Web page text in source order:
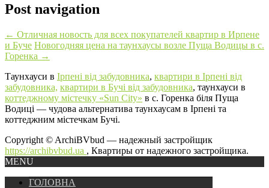
Post navigation
← Отличная новость для всех покупателей квартир в Ирпене
и Буче Новогодняя цена на таунхаусы возле Пуща Водицы в с.
Горенка →
Таунхауси в Ірпені від забудовника, квартири в Ірпені від
забудовника, квартири в Бучі від забудовника, таунхауси в
коттеджному містечку «Sun City» в с. Горенка біля Пуща
Водиці — чудова альтернатива таунхаусам в Ірпені та
коттеджним містечкам Бучі.
Copyright © ArchiBVbud — надежный застройщик
https://archibvbud.ua , Квартиры от надежного застройщика.
MENU
ГОЛОВНА